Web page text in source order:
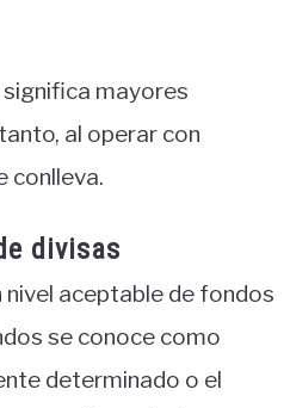
significa mayores
al operar con
conlleva.
divisas
nivel aceptable de fondos
se conoce como
determinado o el